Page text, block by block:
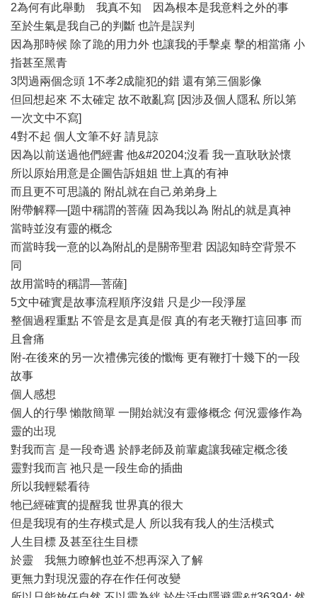
2為何有此舉動 我真不知 因為根本是我意料之外的事
至於生氣是我自己的判斷 也許是誤判
因為那時候 除了跪的用力外 也讓我的手擊桌 擊的相當痛 小
指甚至黑青
3閃過兩個念頭 1不孝2成龍犯的錯 還有第三個影像
但回想起來 不太確定 故不敢亂寫 [因涉及個人隱私 所以第
一次文中不寫]
4對不起 個人文筆不好 請見諒
因為以前送過他們經書 他&#20204;沒看 我一直耿耿於懷
所以原始用意是企圖告訴姐姐 世上真的有神
而且更不可思議的 附乩就在自己弟弟身上
附帶解釋—[題中稱謂的菩薩 因為我以為 附乩的就是真神
當時並沒有靈的概念
而當時我一意的以為附乩的是關帝聖君 因認知時空背景不
同
故用當時的稱謂—菩薩]
5文中確實是故事流程順序沒錯 只是少一段淨屋
整個過程重點 不管是玄是真是假 真的有老天鞭打這回事 而
且會痛
附-在後來的另一次禮佛完後的懺悔 更有鞭打十幾下的一段
故事
個人感想
個人的行學 懶散簡單 一開始就沒有靈修概念 何況靈修作為
靈的出現
對我而言 是一段奇遇 於靜老師及前輩處讓我確定概念後
靈對我而言 祂只是一段生命的插曲
所以我輕鬆看待
牠已經確實的提醒我 世界真的很大
但是我現有的生存模式是人 所以我有我人的生活模式
人生目標 及甚至往生目標
於靈 我無力瞭解也並不想再深入了解
更無力對現況靈的存在作任何改變